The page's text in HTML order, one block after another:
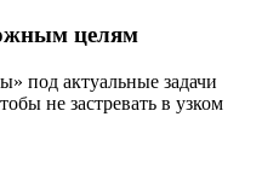
целям
под актуальные задачи
не застревать в узком